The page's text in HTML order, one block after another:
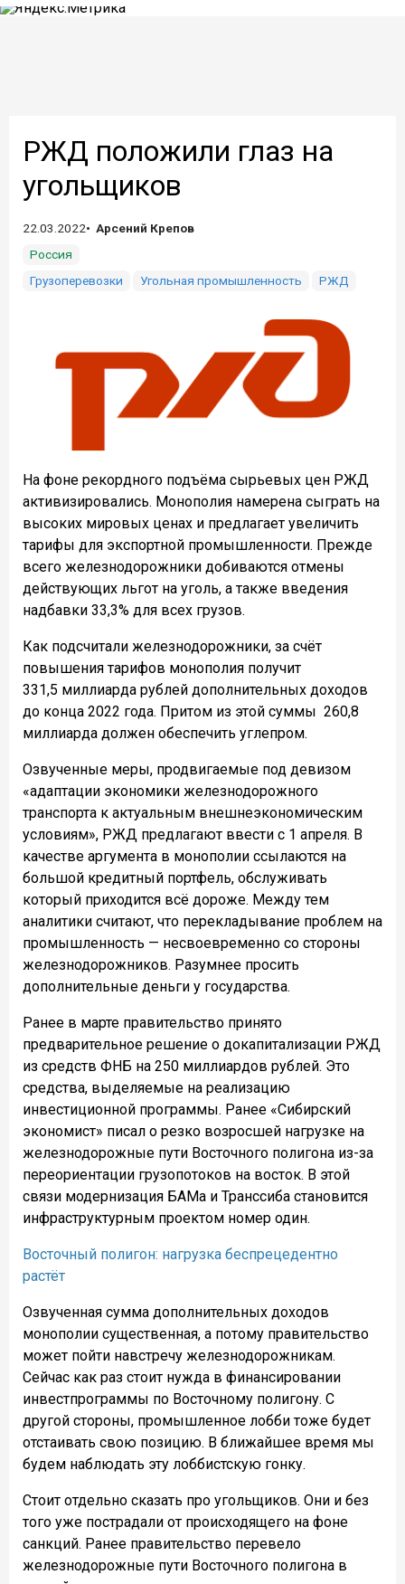
РЖД положили глаз на
угольщиков
22.03.2022
Арсений Крепов
Россия
Грузоперевозки
Угольная промышленность РЖД
На фоне рекордного подъёма сырьевых цен РЖД
активизировались. Монополия намерена сыграть на
высоких мировых ценах и предлагает увеличить
тарифы для экспортной промышленности. Прежде
всего железнодорожники добиваются отмены
действующих льгот на уголь, а также введения
надбавки 33,3% для всех грузов.
Как подсчитали железнодорожники, за счёт
повышения тарифов монополия получит
331,5 миллиарда рублей дополнительных доходов
до конца 2022 года. Притом из этой суммы 260,8
миллиарда должен обеспечить углепром.
Озвученные меры, продвигаемые под девизом
«адаптации экономики железнодорожного
транспорта к актуальным внешнеэкономическим
условиям», РЖД предлагают ввести с 1 апреля. В
качестве аргумента в монополии ссылаются на
большой кредитный портфель, обслуживать
который приходится всё дороже. Между тем
аналитики считают, что перекладывание проблем на
промышленность — несвоевременно со стороны
железнодорожников. Разумнее просить
дополнительные деньги у государства.
Ранее в марте правительство принято
предварительное решение о докапитализации РЖД
из средств ФНБ на 250 миллиардов рублей. Это
средства, выделяемые на реализацию
инвестиционной программы. Ранее «Сибирский
экономист» писал о резко возросшей нагрузке на
железнодорожные пути Восточного полигона из-за
переориентации грузопотоков на восток. В этой
связи модернизация БАМа и Транссиба становится
инфраструктурным проектом номер один.
Восточный полигон: нагрузка беспрецедентно
растёт
Озвученная сумма дополнительных доходов
монополии существенная, а потому правительство
может пойти навстречу железнодорожникам.
Сейчас как раз стоит нужда в финансировании
инвестпрограммы по Восточному полигону. С
другой стороны, промышленное лобби тоже будет
отстаивать свою позицию. В ближайшее время мы
будем наблюдать эту лоббистскую гонку.
Стоит отдельно сказать про угольщиков. Они и без
того уже пострадали от происходящего на фоне
санкций. Ранее правительство перевело
железнодорожные пути Восточного полигона в